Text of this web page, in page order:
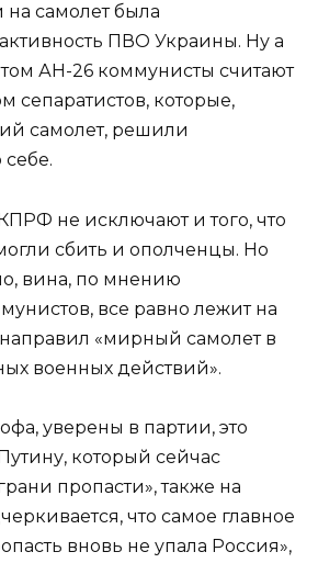
на самолет была
ПВО Украины. Ну а
АН-26 коммунисты считают
сепаратистов, которые,
самолет, решили
себе.
не исключают и того, что
сбить и ополченцы. Но
вина, по мнению
все равно лежит на
«мирный самолет в
военных действий».
уверены в партии, это
который сейчас
пропасти», также на
что самое главное
вновь не упала Россия»,